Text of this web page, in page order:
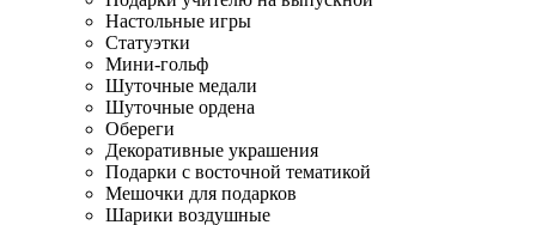
Настольные игры
Статуэтки
Мини-гольф
Шуточные медали
Шуточные ордена
Обереги
Декоративные украшения
Подарки с восточной тематикой
Мешочки для подарков
Шарики воздушные